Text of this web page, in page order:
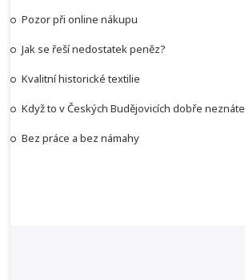
Pozor při online nákupu
Jak se řeší nedostatek peněz?
Kvalitní historické textilie
Když to v Českých Budějovicích dobře neznáte
Bez práce a bez námahy